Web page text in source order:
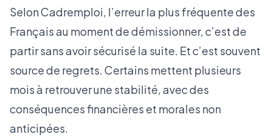
SelonCadremploi, l’erreur la plus fréquente des
Français au moment de démissionner, c’est de
partir sans avoir sécurisé la suite. Et c’est souvent
source de regrets. Certains mettent plusieurs
mois à retrouver une stabilité, avec des
conséquences financières et morales non
anticipées.